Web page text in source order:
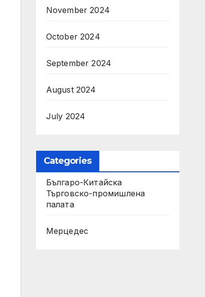
November 2024
October 2024
September 2024
August 2024
July 2024
Categories
Българо-Китайска
Търговско-промишлена
палaта
Мерцедес